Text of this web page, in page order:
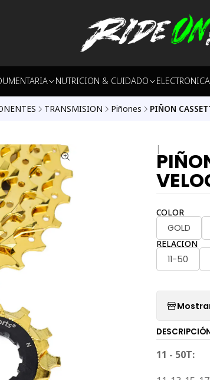
NUTRICION & CUIDADO ELECTRONICA
TRANSMISION Piñones PIÑON
|
COLOR
GOLD
RELACION
11-50
11 - 50T: